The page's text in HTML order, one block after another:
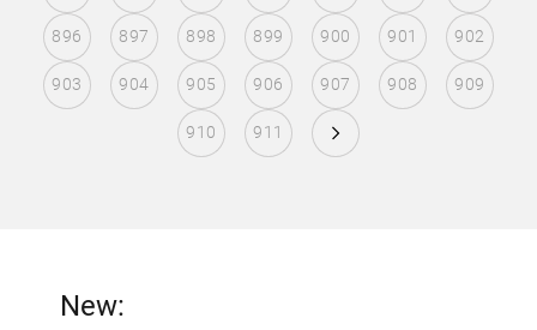
896 897 898 899 900 901 902
903 904 905 906 907 908 909
910 911
New: